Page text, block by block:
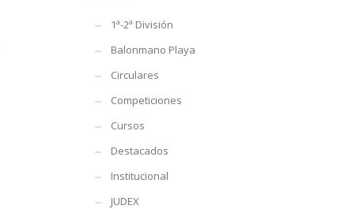
1ª-2ª División
Balonmano Playa
Circulares
Competiciones
Cursos
Destacados
Institucional
JUDEX